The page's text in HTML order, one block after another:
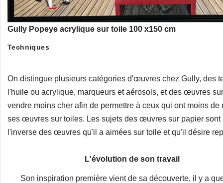
Gully Popeye acrylique sur toile 100 x150 cm
Techniques
On distingue plusieurs catégories d'œuvres chez Gully, des
l'huile ou acrylique, marqueurs et aérosols, et des œuvres
vendre moins cher afin de permettre à ceux qui ont moins
ses œuvres sur toiles. Les sujets des œuvres sur papier
l'inverse des œuvres qu'il a aimées sur toile et qu'il désire
L'évolution de son travail
Son inspiration première vient de sa découverte, il y a